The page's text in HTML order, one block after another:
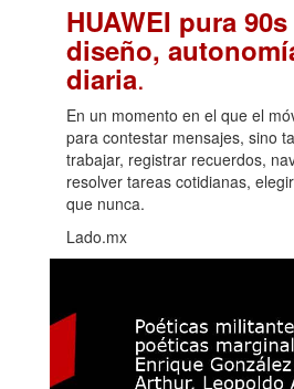
HUAWEI pura
diseño,
diaria.
En un momento en el que el
para contestar mensajes, sino
trabajar, registrar recuerdos,
resolver tareas cotidianas,
que nunca.
Lado.mx